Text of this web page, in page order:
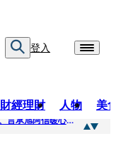
登入
財經理財 人物 美
吳建豪生日願望成真 周渝民苦練吉他獻唱、言承旭阿信暖心祝福